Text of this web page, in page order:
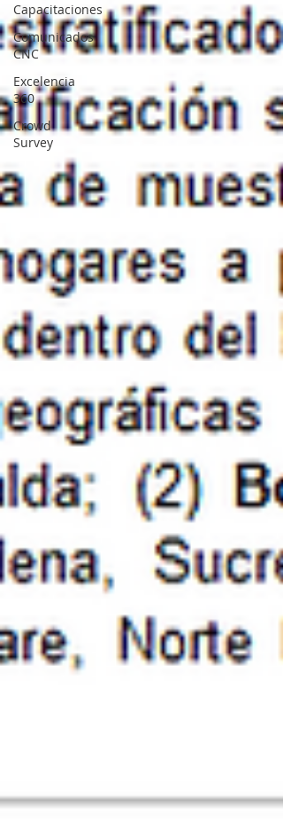
Capacitaciones
Comunicados
CNC
Excelencia
360
Crowd
Survey